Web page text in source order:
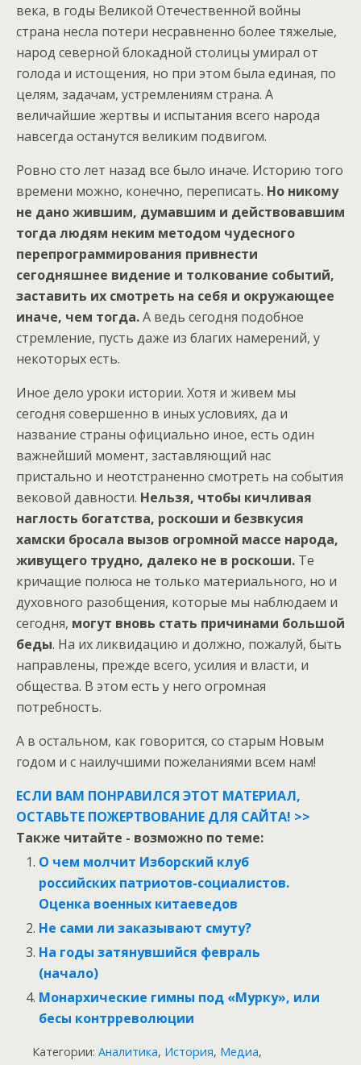
века, в годы Великой Отечественной войны
страна несла потери несравненно более тяжелые,
народ северной блокадной столицы умирал от
голода и истощения, но при этом была единая, по
целям, задачам, устремлениям страна. А
величайшие жертвы и испытания всего народа
навсегда останутся великим подвигом.
Ровно сто лет назад все было иначе. Историю того
времени можно, конечно, переписать. Но никому
не дано жившим, думавшим и действовавшим
тогда людям неким методом чудесного
перепрограммирования привнести
сегодняшнее видение и толкование событий,
заставить их смотреть на себя и окружающее
иначе, чем тогда.А ведь сегодня подобное
стремление, пусть даже из благих намерений, у
некоторых есть.
Иное дело уроки истории. Хотя и живем мы
сегодня совершенно в иных условиях, да и
название страны официально иное, есть один
важнейший момент, заставляющий нас
пристально и неотстраненно смотреть на события
вековой давности. Нельзя, чтобы кичливая
наглость богатства, роскоши и безвкусия
хамски бросала вызов огромной массе народа,
живущего трудно, далеко не в роскоши. Те
кричащие полюса не только материального, но и
духовного разобщения, которые мы наблюдаем и
сегодня, могут вновь стать причинами большой
беды. На их ликвидацию и должно, пожалуй, быть
направлены, прежде всего, усилия и власти, и
общества. В этом есть у него огромная
потребность.
А в остальном, как говорится, со старым Новым
годом и с наилучшими пожеланиями всем нам!
ЕСЛИ ВАМ ПОНРАВИЛСЯ ЭТОТ МАТЕРИАЛ,
ОСТАВЬТЕ ПОЖЕРТВОВАНИЕ ДЛЯ САЙТА! >>
Также читайте - возможно по теме:
О чем молчит Изборский клуб
российских патриотов-социалистов.
Оценка военных китаеведов
Не сами ли заказывают смуту?
На годы затянувшийся февраль
(начало)
Монархические гимны под «Мурку», или
бесы контрреволюции
Категории: Аналитика, История, Медиа,